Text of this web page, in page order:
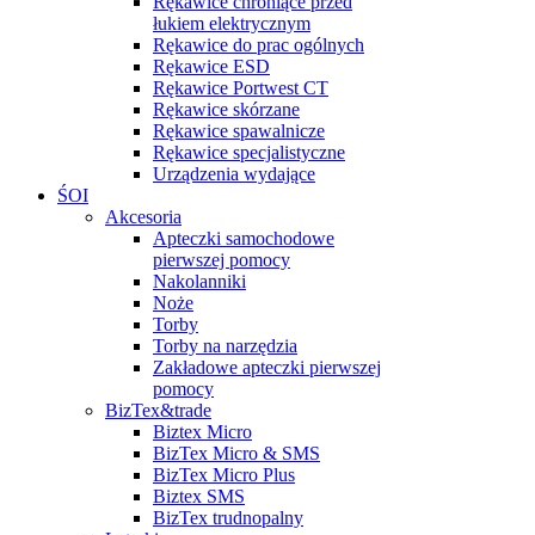
łukiem elektrycznym
Rękawice do prac ogólnych
Rękawice ESD
Rękawice Portwest CT
Rękawice skórzane
Rękawice spawalnicze
Rękawice specjalistyczne
Urządzenia wydające
ŚOI
Akcesoria
Apteczki samochodowe
pierwszej pomocy
Nakolanniki
Noże
Torby
Torby na narzędzia
Zakładowe apteczki pierwszej
pomocy
BizTex&trade
Biztex Micro
BizTex Micro & SMS
BizTex Micro Plus
Biztex SMS
BizTex trudnopalny